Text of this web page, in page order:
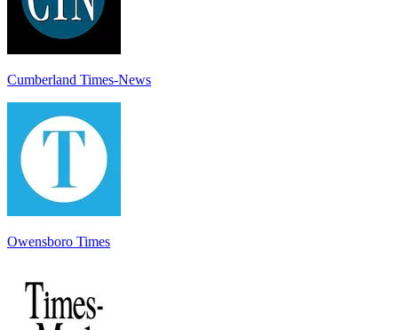
Cumberland Times-News
Owensboro Times